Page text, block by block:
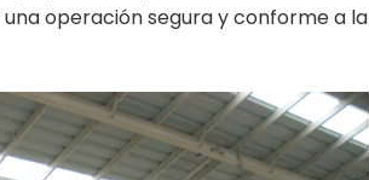
operación segura y conforme a la